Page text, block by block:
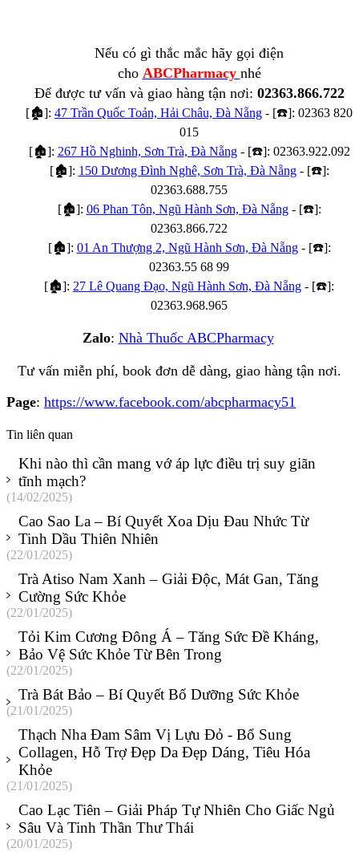
Nếu có gì thắc mắc hãy gọi điện
cho ABCPharmacy nhé
Để được tư vấn và giao hàng tận nơi: 02363.866.722
[🏚️]: 47 Trần Quốc Toản, Hải Châu, Đà Nẵng - [☎️]: 02363 820
015
[🏚️]: 267 Hồ Nghinh, Sơn Trà, Đà Nẵng- [☎️]: 02363.922.092
[🏚️]: 150 Dương Đình Nghê, Sơn Trà, Đà Nẵng- [☎️]:
02363.688.755
[🏚️]: 06 Phan Tôn, Ngũ Hành Sơn, Đà Nẵng- [☎️]:
02363.866.722
[🏚️]: 01 An Thượng 2, Ngũ Hành Sơn, Đà Nẵng- [☎️]:
02363.55 68 99
[🏚️]: 27 Lê Quang Đạo, Ngũ Hành Sơn, Đà Nẵng - [☎️]:
02363.968.965
Zalo: Nhà Thuốc ABCPharmacy
Tư vấn miễn phí, book đơn dễ dàng, giao hàng tận nơi.
Page: https://www.facebook.com/abcpharmacy51
Tin liên quan
Khi nào thì cần mang vớ áp lực điều trị suy giãn
tĩnh mạch?
(14/02/2025)
Cao Sao La – Bí Quyết Xoa Dịu Đau Nhức Từ
Tinh Dầu Thiên Nhiên
(22/01/2025)
Trà Atiso Nam Xanh – Giải Độc, Mát Gan, Tăng
Cường Sức Khỏe
(22/01/2025)
Tỏi Kim Cương Đông Á – Tăng Sức Đề Kháng,
Bảo Vệ Sức Khỏe Từ Bên Trong
(22/01/2025)
Trà Bát Bảo – Bí Quyết Bổ Dưỡng Sức Khỏe
(21/01/2025)
Thạch Nha Đam Sâm Vị Lựu Đỏ - Bổ Sung
Collagen, Hỗ Trợ Đẹp Da Đẹp Dáng, Tiêu Hóa
Khỏe
(21/01/2025)
Cao Lạc Tiên – Giải Pháp Tự Nhiên Cho Giấc Ngủ
Sâu Và Tinh Thần Thư Thái
(20/01/2025)